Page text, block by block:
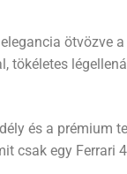
ötvözve
tökéletes
és a prémium
csak egy Ferrari